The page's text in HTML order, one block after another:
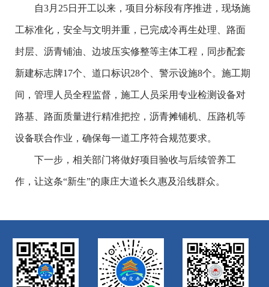
自3月 25日开工以来，项目分标段有序推进，现场施
工标准化，安全与文明并重，已完成冷再生处理、路面
封层、沥青铺油、边坡压实修整等主体工程，同步配套
新建标志牌17个、道口标识28个、警示设施8个。施工期
间，管理人员全程监督，施工人员采用专业检测设备对
路基、路面质量进行精准把控，沥青摊铺机、压路机等
设备联合作业，确保每一道工序符合规范要求。
下一步，相关部门将做好项目验收与后续管养工
作，让这条“新生”的康庄大道长久惠及沿线群众。